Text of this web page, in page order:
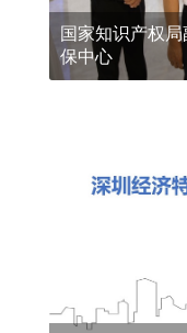
国家知识产权
保中心